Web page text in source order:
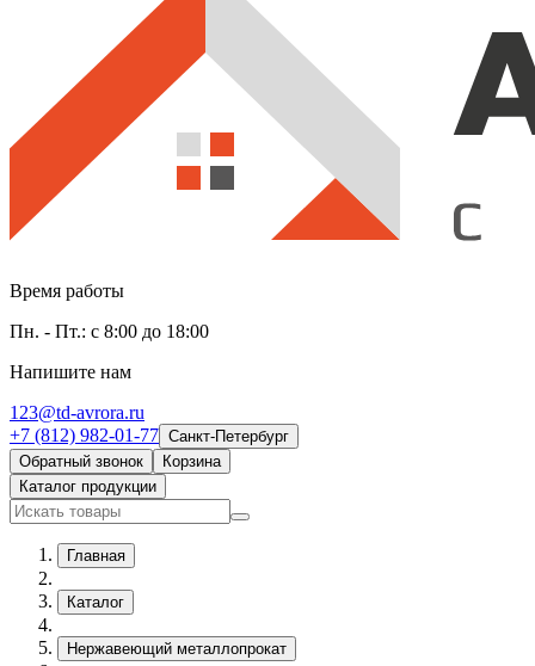
Время работы
Пн. - Пт.: с 8:00 до 18:00
Напишите нам
123@td-avrora.ru
+7 (812) 982-01-77 Санкт-Петербург
Обратный звонок
Корзина
Каталог продукции
Главная
Каталог
Нержавеющий металлопрокат